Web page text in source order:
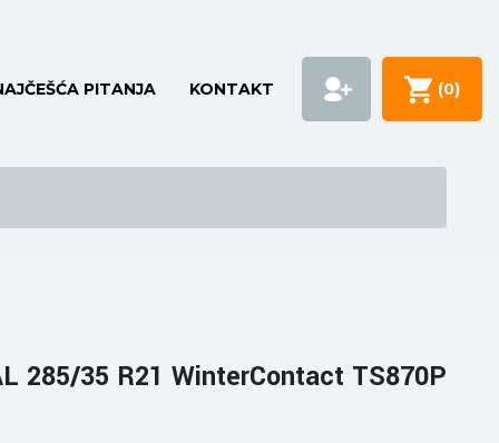
PITANJA KONTAKT (0)
285/35 R21 WinterContact TS870P